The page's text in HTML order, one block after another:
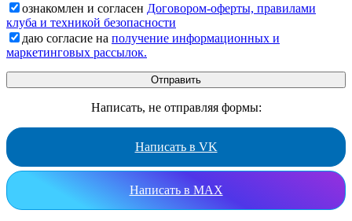
ознакомлен и согласен Договором-оферты, правилами
клуба и техникой безопасности
даю согласие на получение информационных и
маркетинговых рассылок.
Написать, не отправляя формы:
Написать в VK
Написать в MAX